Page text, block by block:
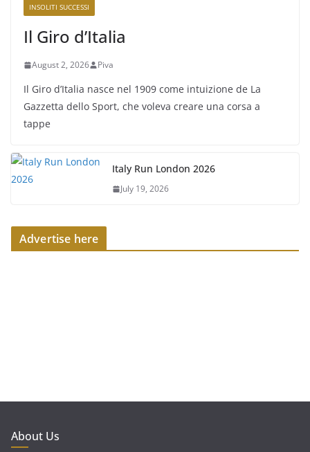
INSOLITI SUCCESSI
Il Giro d’Italia
August 2, 2026 Piva
Il Giro d’Italia nasce nel 1909 come intuizione de La
Gazzetta dello Sport, che voleva creare una corsa a
tappe
Italy Run London 2026
July 19, 2026
Advertise here
About Us